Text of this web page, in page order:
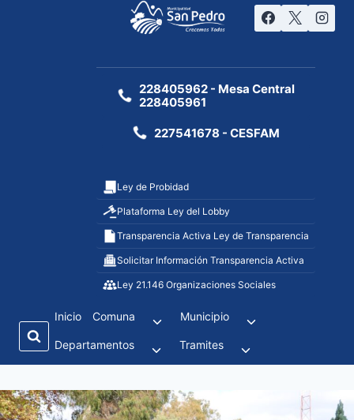
228405962 - Mesa Central
228405961
227541678 - CESFAM
Ley de Probidad
Plataforma Ley del Lobby
Transparencia Activa Ley de Transparencia
Solicitar Información Transparencia Activa
Ley 21.146 Organizaciones Sociales
Inicio Comuna Municipio
Departamentos Tramites